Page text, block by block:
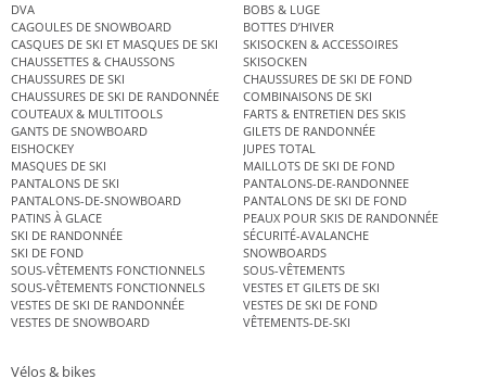
DVA
BOBS & LUGE
CAGOULES DE SNOWBOARD
BOTTES D’HIVER
CASQUES DE SKI ET MASQUES DE SKI
SKISOCKEN & ACCESSOIRES
CHAUSSETTES & CHAUSSONS
SKISOCKEN
CHAUSSURES DE SKI
CHAUSSURES DE SKI DE FOND
CHAUSSURES DE SKI DE RANDONNÉE
COMBINAISONS DE SKI
COUTEAUX & MULTITOOLS
FARTS & ENTRETIEN DES SKIS
GANTS DE SNOWBOARD
GILETS DE RANDONNÉE
EISHOCKEY
JUPES TOTAL
MASQUES DE SKI
MAILLOTS DE SKI DE FOND
PANTALONS DE SKI
PANTALONS-DE-RANDONNEE
PANTALONS-DE-SNOWBOARD
PANTALONS DE SKI DE FOND
PATINS À GLACE
PEAUX POUR SKIS DE RANDONNÉE
SKI DE RANDONNÉE
SÉCURITÉ-AVALANCHE
SKI DE FOND
SNOWBOARDS
SOUS-VÊTEMENTS FONCTIONNELS
SOUS-VÊTEMENTS
SOUS-VÊTEMENTS FONCTIONNELS
VESTES ET GILETS DE SKI
VESTES DE SKI DE RANDONNÉE
VESTES DE SKI DE FOND
VESTES DE SNOWBOARD
VÊTEMENTS-DE-SKI
Vélos & bikes